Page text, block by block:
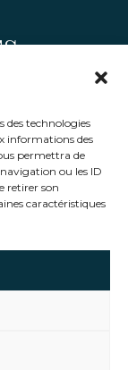
des technologies
informations des
permettra de
ou les ID
retirer son
caractéristiques